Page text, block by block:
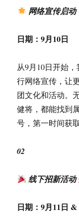
网络宣传启动
日期：9月10日
从9月10日开始
行网络宣传，让
团文化和活动。
健将，都能找到
号，第一时间获
02
线下招新活动
日期：9月11日 &